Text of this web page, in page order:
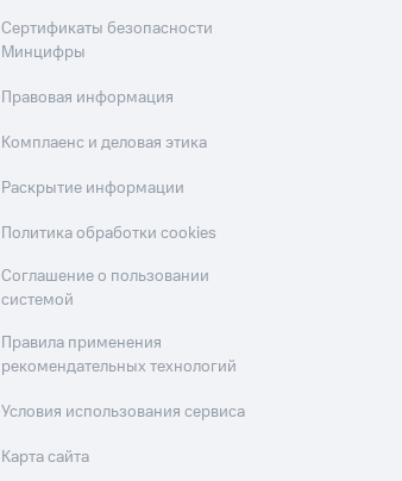
Сертификаты безопасности
Минцифры
Правовая информация
Комплаенс и деловая этика
Раскрытие информации
Политика обработки cookies
Соглашение о пользовании
системой
Правила применения
рекомендательных технологий
Условия использования сервиса
Карта сайта